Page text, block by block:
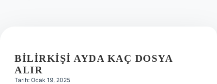
BILIRKIŞI AYDA KAÇ DOSYA
ALIR
Tarih: Ocak 19, 2025